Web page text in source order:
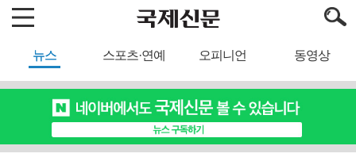
뉴스 스포츠·연예 오피니언 동영상